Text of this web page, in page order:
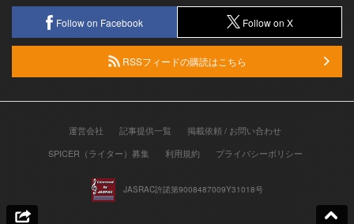
Follow on Facebook Follow on X
RSSフィードの購読はこちら
運営会社 記事提供一覧
掲載依頼 / お問い合わせ
SPICER（ライター）募集
利用規約 プライバシーポリシー
JASRAC許諾第9008487009Y31018号